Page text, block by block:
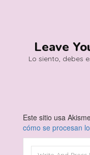
Leave
Lo siento, debes
Este sitio usa
cómo se procesan